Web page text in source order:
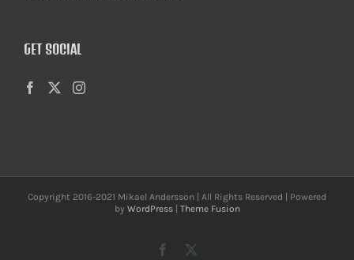
GET SOCIAL
Copyright 2016-2021 Mikael Andersson | All Rights Reserved | Powered
by WordPress| Theme Fusion
Facebook